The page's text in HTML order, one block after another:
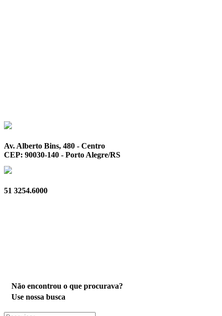
Av. Alberto Bins, 480 - Centro
CEP: 90030-140 - Porto Alegre/RS
51 3254.6000
Não encontrou o que procurava?
Use nossa busca